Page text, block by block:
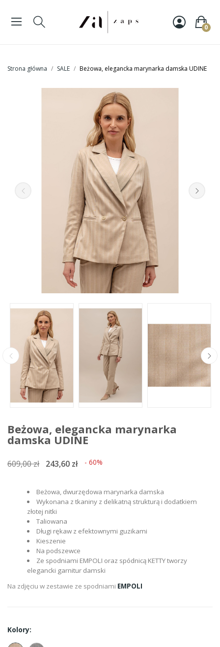
0
Strona główna SALE Beżowa, elegancka marynarka damska UDINE
Beżowa, elegancka marynarka
damska UDINE
609,00 zł 243,60 zł - 60%
Beżowa, dwurzędowa marynarka damska
Wykonana z tkaniny z delikatną strukturą i dodatkiem
złotej nitki
Taliowana
Długi rękaw z efektownymi guzikami
Kieszenie
Na podszewce
Ze spodniami EMPOLI oraz spódnicą KETTY tworzy
elegancki garnitur damski
Na zdjęciu w zestawie ze spodniami EMPOLI
Kolory: